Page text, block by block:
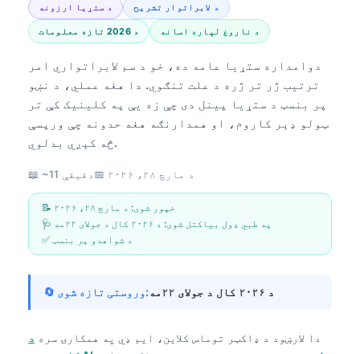
د ستړیا ارزونه د لابراتوار تشریح
د 2026 تازه معلومات د ناروغ لپاره اسانه
دوامداره ستړیا عامه ده، خو د سم لابراتواري امر
ترتیب ژر تر ژره د علت تنګوي. دا هغه عملي، د نښو
پر بنسټ د ستړیا پینل دی چې زه یې په کلینیک کې تر
ټولو ډېر کاروم، او همدارنګه هغه حدونه چې ورپسې
څه کېږي بدلوي.
📖 ~11 دقیقې📅 د مارچ ۲۸، ۲۰۲۶
📝 خپور شوی: د مارچ ۲۸، ۲۰۲۶
🩺 په طبي ډول بیاکتل شوی: د ۲۰۲۶ کال د جولای ۲۲مه
✅ د شواهدو پر بنسټ
🔄 وروستی تازه شوی: د ۲۰۲۶ کال د جولای ۲۲مه
دا لارښود د ډاکټر توماس کلاین، ایم ډي په همکارۍ سره د